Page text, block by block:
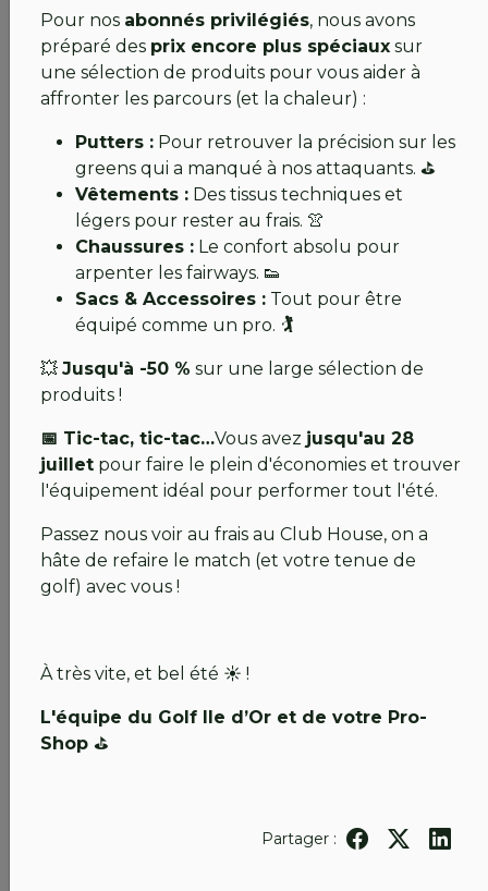
Pour nos abonnés privilégiés, nous avons
préparé des prix encore plus spéciaux sur
une sélection de produits pour vous aider à
affronter les parcours (et la chaleur) :
Putters : Pour retrouver la précision sur les
greens qui a manqué à nos attaquants. ⛳
Vêtements : Des tissus techniques et
légers pour rester au frais. 👚
Chaussures : Le confort absolu pour
arpenter les fairways. 👟
Sacs & Accessoires : Tout pour être
équipé comme un pro. 🏌️
💥 Jusqu'à -50 % sur une large sélection de
produits !
📅 Tic-tac, tic-tac…Vous avez jusqu'au 28
juillet pour faire le plein d'économies et trouver
l'équipement idéal pour performer tout l'été.
Passez nous voir au frais au Club House, on a
hâte de refaire le match (et votre tenue de
golf) avec vous !
À très vite, et bel été ☀️ !
L'équipe du Golf Ile d’Or et de votre Pro-
Shop ⛳️
Partager :
Ce qu'il faut retenir :
Réservations :Le planning est en ligne !
Connectez-vous dès maintenant surNetgolf
État du parcours :La nature a fait son œuvre ;
vous allez découvrir un terrain magnifique, reposé
et verdoyant.
Accès :La traversée s'effectue via le nouveau gué
temporaire. Pour votre sécurité, merci de respecter
scrupuleusement la signalisation.
Vigilance : Consultez les documents PDF ci-
dessous pour les horaires de marée,
💚 La Team Ile d’Or
11 mai 2026 :Les travaux du gué se terminent…
Chers abonnés, chers passionnés,
Le moment est enfin venu :votre golf rouvre ses
portes dès MERCREDI matin !
vous voir fouler à nouveau nos fairways après ces